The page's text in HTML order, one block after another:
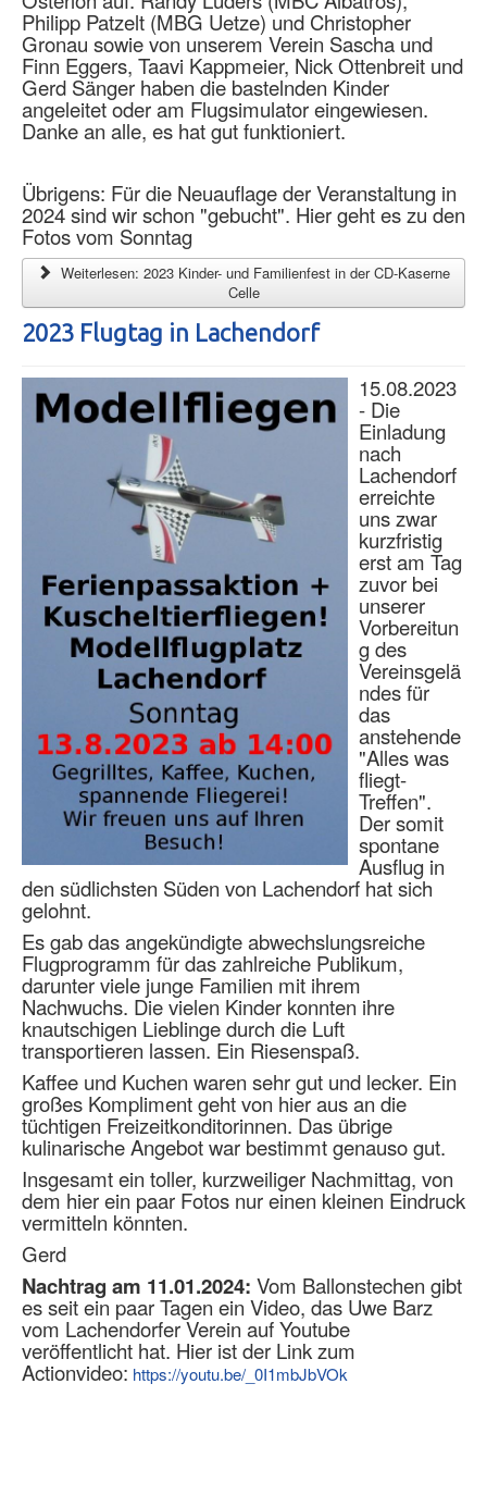
Philipp Patzelt (MBG Uetze) und Christopher
Gronau sowie von unserem Verein Sascha und
Finn Eggers, Taavi Kappmeier, Nick Ottenbreit und
Gerd Sänger haben die bastelnden Kinder
angeleitet oder am Flugsimulator eingewiesen.
Danke an alle, es hat gut funktioniert.
Übrigens: Für die Neuauflage der Veranstaltung in
2024 sind wir schon "gebucht". Hier geht es zu den
Fotos vom Sonntag
Weiterlesen: 2023 Kinder- und Familienfest in der CD-Kaserne
Celle
2023 Flugtag in Lachendorf
15.08.2023
- Die
Einladung
nach
Lachendorf
erreichte
uns zwar
kurzfristig
erst am Tag
zuvor bei
unserer
Vorbereitun
g des
Vereinsgelä
ndes für
das
anstehende
"Alles was
fliegt-
Treffen".
Der somit
spontane
Ausflug in
den südlichsten Süden von Lachendorf hat sich
gelohnt.
Es gab das angekündigte abwechslungsreiche
Flugprogramm für das zahlreiche Publikum,
darunter viele junge Familien mit ihrem
Nachwuchs. Die vielen Kinder konnten ihre
knautschigen Lieblinge durch die Luft
transportieren lassen. Ein Riesenspaß.
Kaffee und Kuchen waren sehr gut und lecker. Ein
großes Kompliment geht von hier aus an die
tüchtigen Freizeitkonditorinnen. Das übrige
kulinarische Angebot war bestimmt genauso gut.
Insgesamt ein toller, kurzweiliger Nachmittag, von
dem hier ein paar Fotos nur einen kleinen Eindruck
vermitteln könnten.
Gerd
Nachtrag am 11.01.2024: Vom Ballonstechen gibt
es seit ein paar Tagen ein Video, das Uwe Barz
vom Lachendorfer Verein auf Youtube
veröffentlicht hat. Hier ist der Link zum
Actionvideo: https://youtu.be/_0I1mbJbVOk